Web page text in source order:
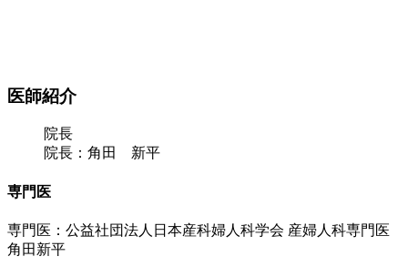
医師紹介
院長
院長：角田 新平
専門医
専門医：公益社団法人日本産科婦人科学会 産婦人科専門医
角田新平